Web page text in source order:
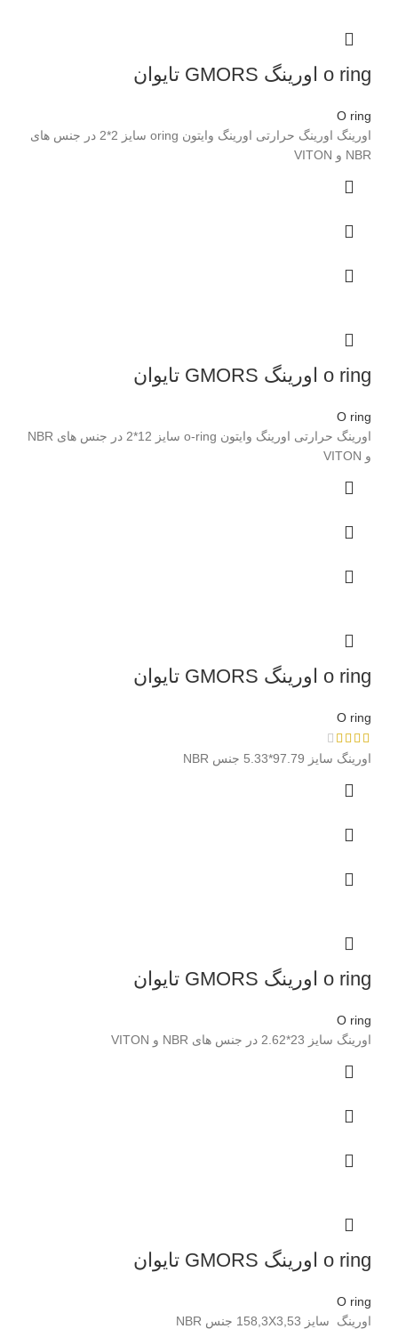
o ring اورینگ GMORS تایوان
O ring
اورینگ اورینگ حرارتی اورینگ وایتون oring سایز 2*2 در جنس های
NBR و VITON
o ring اورینگ GMORS تایوان
O ring
اورینگ حرارتی اورینگ وایتون o-ring سایز 12*2 در جنس های NBR
و VITON
o ring اورینگ GMORS تایوان
O ring
اورینگ سایز 97.79*5.33 جنس NBR
o ring اورینگ GMORS تایوان
O ring
اورینگ سایز 23*2.62 در جنس های NBR و VITON
o ring اورینگ GMORS تایوان
O ring
اورینگ سایز 158,3X3,53 جنس NBR